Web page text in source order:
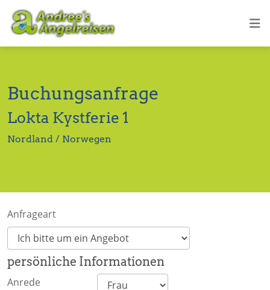
Buchungsanfrage
Lokta Kystferie 1
Nordland / Norwegen
Anfrageart
persönliche Informationen
Anrede